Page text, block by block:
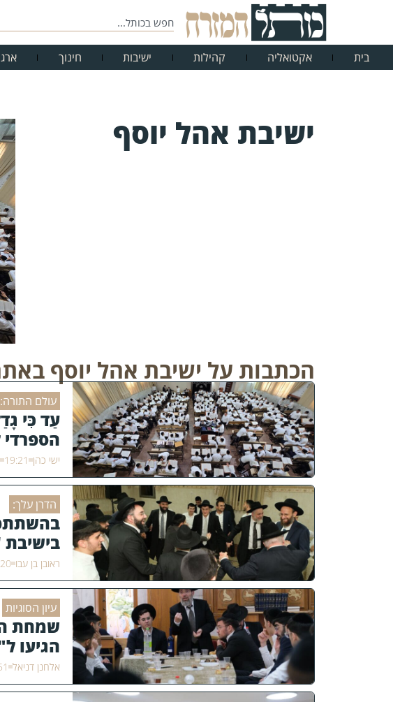
בית אקטואליה קהילות ישיבות חינוך
ישיבת אהל יוסף
הכתבות על ישיבת אהל יוסף
עולם התורה:
עַד כִּי
ישי כהן 19:21
הדרן עלך:
בישיבת
ראובן בן עבו
עיון הסוגיות
שמחת
הגיעו
אלחנן דניאל